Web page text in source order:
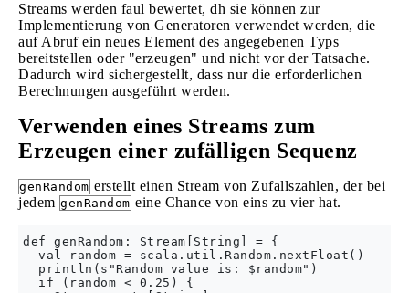
Streams werden faul bewertet, dh sie können zur
Implementierung von Generatoren verwendet werden, die
auf Abruf ein neues Element des angegebenen Typs
bereitstellen oder "erzeugen" und nicht vor der Tatsache.
Dadurch wird sichergestellt, dass nur die erforderlichen
Berechnungen ausgeführt werden.
Verwenden eines Streams zum
Erzeugen einer zufälligen Sequenz
genRandom erstellt einen Stream von Zufallszahlen, der bei
jedem genRandom eine Chance von eins zu vier hat.
def genRandom: Stream[String] = {
  val random = scala.util.Random.nextFloat()
  println(s"Random value is: $random")
  if (random < 0.25) {